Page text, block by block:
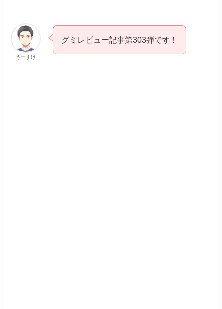
うーすけ
グミレビュー記事第303弾です！